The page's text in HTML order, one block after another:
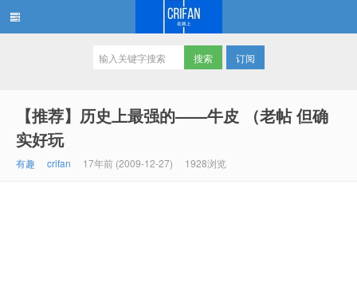
订阅
【推荐】历史上最强的——牛皮 （老帖 但确
实好玩
有趣 crifan 17年前 (2009-12-27) 1928浏览